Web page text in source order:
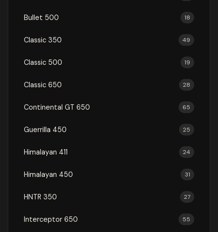
Bullet 500 18
Classic 350 49
Classic 500 19
Classic 650 28
Continental GT 650 65
Guerrilla 450 25
Himalayan 411 24
Himalayan 450 31
HNTR 350 27
Interceptor 650 55